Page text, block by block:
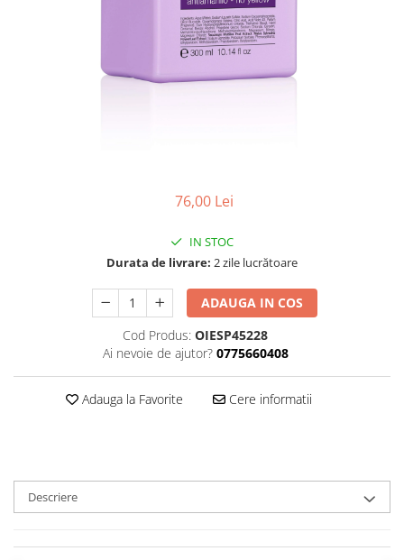
Vopsea de par
76,00 Lei
IN STOC
Durata de livrare: 2 zile lucrătoare
ADAUGA IN COS
Cod Produs: OIESP45228
Ai nevoie de ajutor? 0775660408
Adauga la Favorite Cere informatii
Descriere